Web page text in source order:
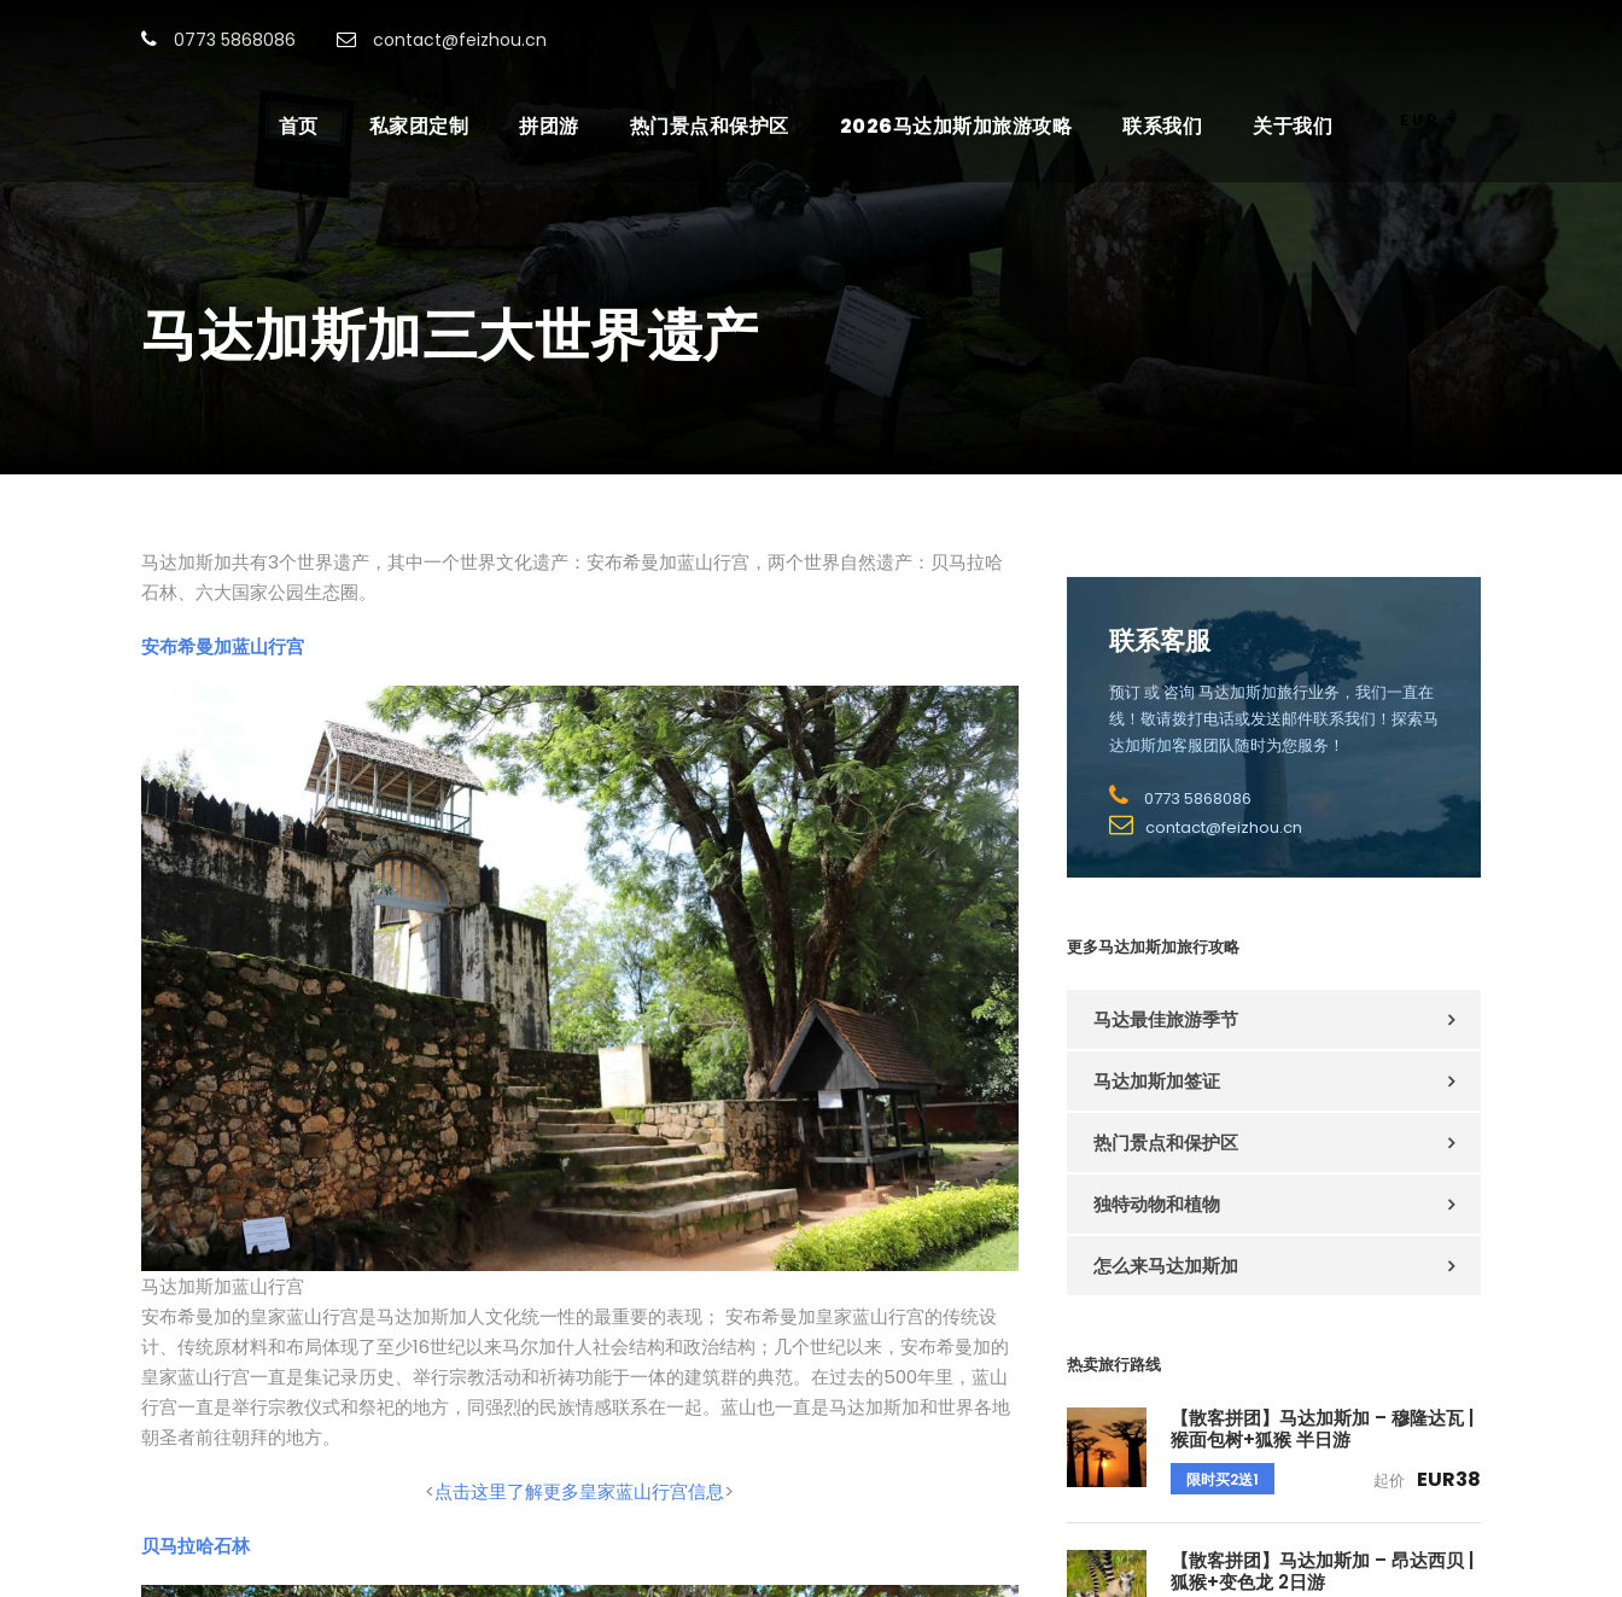
0773 5868086 contact@feizhou.cn
首页 私家团定制 拼团游 热门景点和保护区 2026马达加斯加旅游攻略 联系我们 关于我们
马达加斯加三大世界遗产
马达加斯加共有3个世界遗产，其中一个世界文化遗产：安布希曼加蓝山行宫，两个世界自然遗产：贝马拉哈
石林、六大国家公园生态圈。
安布希曼加蓝山行宫
马达加斯加蓝山行宫
安布希曼加的皇家蓝山行宫是马达加斯加人文化统一性的最重要的表现； 安布希曼加皇家蓝山行宫的传统设
计、传统原材料和布局体现了至少16世纪以来马尔加什人社会结构和政治结构；几个世纪以来，安布希曼加的
皇家蓝山行宫一直是集记录历史、举行宗教活动和祈祷功能于一体的建筑群的典范。在过去的500年里，蓝山
行宫一直是举行宗教仪式和祭祀的地方，同强烈的民族情感联系在一起。蓝山也一直是马达加斯加和世界各地
朝圣者前往朝拜的地方。
<点击这里了解更多皇家蓝山行宫信息>
贝马拉哈石林
联系客服
预订 或 咨询 马达加斯加旅行业务，我们一直在
线！敬请拨打电话或发送邮件联系我们！探索马
达加斯加客服团队随时为您服务！
0773 5868086
contact@feizhou.cn
更多马达加斯加旅行攻略
马达最佳旅游季节
马达加斯加签证
热门景点和保护区
独特动物和植物
怎么来马达加斯加
热卖旅行路线
【散客拼团】马达加斯加 – 穆隆达瓦 |
猴面包树+狐猴 半日游
限时买2送1 起价 EUR38
【散客拼团】马达加斯加 – 昂达西贝 |
狐猴+变色龙 2日游